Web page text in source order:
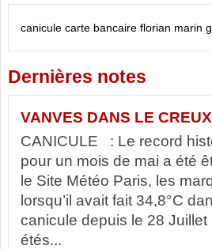
canicule carte bancaire florian marin
Dernières notes
VANVES DANS LE
CANICULE : Le record
pour un mois de mai a été
le Site Météo Paris, les
lorsqu’il avait fait 34,8°C
canicule depuis le 28
étés...